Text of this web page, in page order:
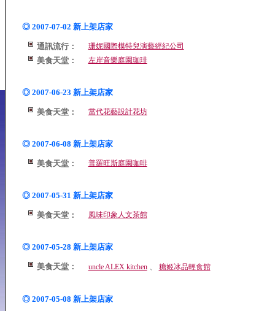
◎ 2007-07-02 新上架店家
通訊流行： 珊妮國際模特兒演藝經紀公司
美食天堂： 左岸音樂庭園珈琲
◎ 2007-06-23 新上架店家
美食天堂： 當代花藝設計花坊
◎ 2007-06-08 新上架店家
美食天堂： 普羅旺斯庭園咖啡
◎ 2007-05-31 新上架店家
美食天堂： 風味印象人文茶館
◎ 2007-05-28 新上架店家
美食天堂： uncle ALEX kitchen、 糖姬冰品輕食館
◎ 2007-05-08 新上架店家